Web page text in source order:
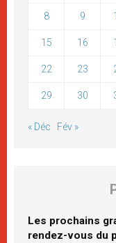
8 9
15 16
22 23
29 30
« Déc Fév »
Les prochains
rendez-vous du